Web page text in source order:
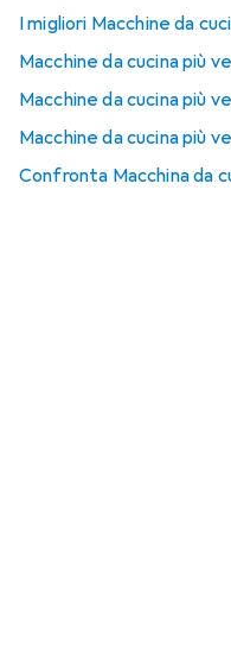
I migliori Macchine da
Macchine da cucina più
Macchine da cucina più
Macchine da cucina più
Confronta Macchina da